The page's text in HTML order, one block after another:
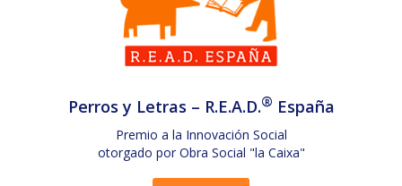
Perros y Letras – R.E.A.D.® España
Premio a la Innovación Social
otorgado por Obra Social "la Caixa"